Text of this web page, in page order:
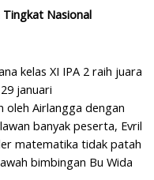
Tingkat Nasional
kelas XI IPA 2 raih juara
januari
oleh Airlangga dengan
banyak peserta, Evril
matematika tidak patah
bimbingan Bu Wida